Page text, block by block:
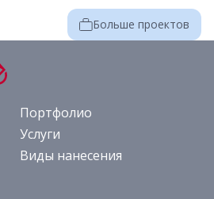
Больше проектов
Портфолио
Услуги
Виды нанесения